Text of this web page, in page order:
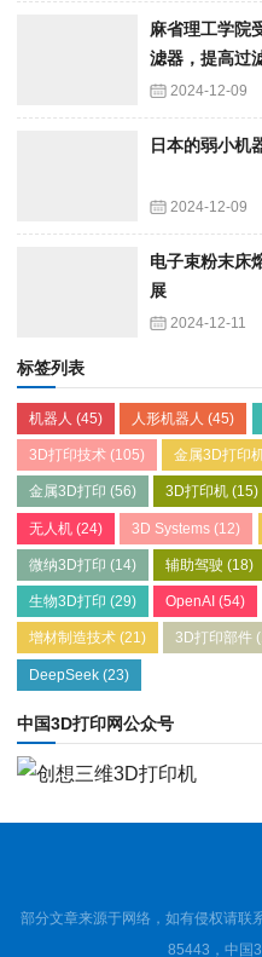
麻省理工学院
滤器，提高过
2024-12-09
日本的弱小机
2024-12-09
电子束粉末床
展
2024-12-11
标签列表
机器人 (45) 人形机器人 (45)
3D打印技术 (105) 金属3D打印
金属3D打印 (56) 3D打印机 (15)
无人机 (24) 3D Systems (12)
微纳3D打印 (14) 辅助驾驶 (18)
生物3D打印 (29) OpenAI (54)
增材制造技术 (21) 3D打印部件
DeepSeek (23)
中国3D打印网公众号
部分文章来源于网络，如有侵权请联
85443，中国